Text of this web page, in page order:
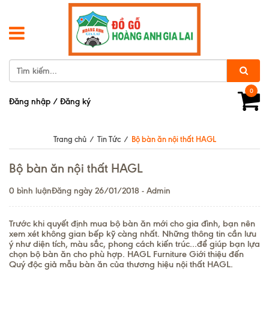
0
Đăng nhập / Đăng ký
Trang chủ / Tin Tức / Bộ bàn ăn nội thất HAGL
Bộ bàn ăn nội thất HAGL
Đăng ngày 26/01/2018 - Admin
0 bình luận
Trước khi quyết định mua bộ bàn ăn mới cho gia đình, bạn nên
xem xét không gian bếp kỹ càng nhất. Những thông tin cần lưu
ý như diện tích, màu sắc, phong cách kiến trúc...để giúp bạn lựa
chọn bộ bàn ăn cho phù hợp. HAGL Furniture Giới thiệu đến
Quý độc giả mẫu bàn ăn của thương hiệu nội thất HAGL.